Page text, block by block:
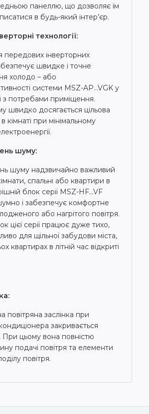
панеллю, що дозволяє їм
в будь-який інтер’єр.
технології:
передових інверторних
швидке і точне
холодо – або
системи MSZ-AP…VGK у
з потребами приміщення.
швидко досягається цільова
кімнаті при мінімальному
шуму:
шуму надзвичайно важливий
спальні або квартири в
блок серії MSZ-HF…VF
і забезпечує комфортне
або нагрітого повітря.
цієї серії працює дуже тихо,
для щільної забудови міста,
квартирах в літній час відкриті
повітряна заслінка при
закривається
При цьому вона повністю
подачі повітря та елементи
повітря.